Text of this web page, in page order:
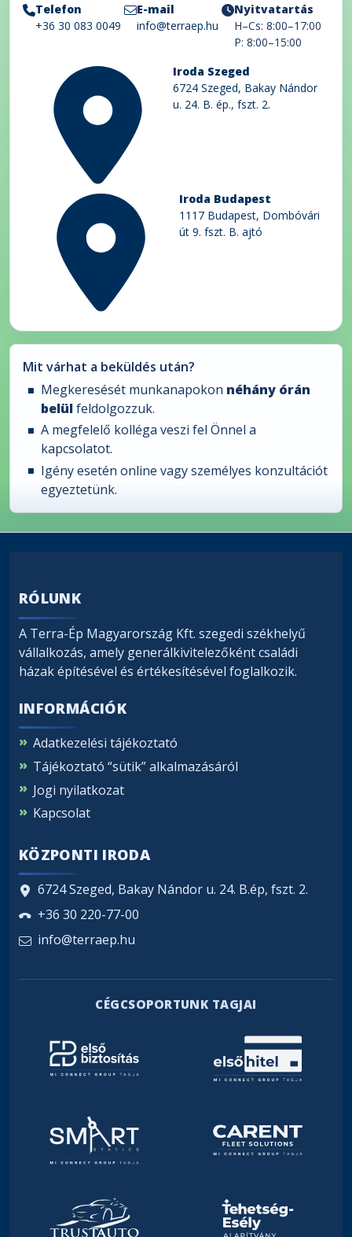
Telefon
+36 30 083 0049
E-mail
info@terraep.hu
Nyitvatartás
H–Cs: 8:00–17:00
P: 8:00–15:00
Iroda Szeged
6724 Szeged, Bakay Nándor
u. 24. B. ép., fszt. 2.
Iroda Budapest
1117 Budapest, Dombóvári
út 9. fszt. B. ajtó
Mit várhat a beküldés után?
Megkeresését munkanapokon néhány órán
belülfeldolgozzuk.
A megfelelő kolléga veszi fel Önnel a
kapcsolatot.
Igény esetén online vagy személyes konzultációt
egyeztetünk.
RÓLUNK
A Terra-Ép Magyarország Kft. szegedi székhelyű
vállalkozás, amely generálkivitelezőként családi
házak építésével és értékesítésével foglalkozik.
INFORMÁCIÓK
Adatkezelési tájékoztató
Tájékoztató “sütik” alkalmazásáról
Jogi nyilatkozat
Kapcsolat
KÖZPONTI IRODA
6724 Szeged, Bakay Nándor u. 24. B.ép, fszt. 2.
+36 30 220-77-00
info@terraep.hu
CÉGCSOPORTUNK TAGJAI